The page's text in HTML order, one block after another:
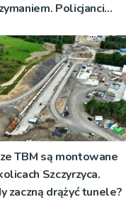
Policjanci
31-letniego
TBM są montowane
Szczyrzyca.
zaczną drążyć tunele?